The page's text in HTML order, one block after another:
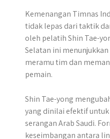
Kemenangan Timnas
tidak lepas dari taktik
oleh pelatih Shin Tae-
Selatan ini
meramu tim dan
pemain.
Shin Tae-yong
yang dinilai efektif
serangan Arab Saudi.
keseimbangan antara